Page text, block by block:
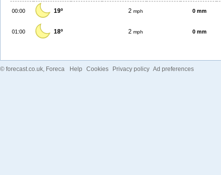
00:00 19º 2 mph 0 mm
01:00 18º 2 mph 0 mm
© forecast.co.uk , Foreca Help Cookies Privacy policy Ad preferences